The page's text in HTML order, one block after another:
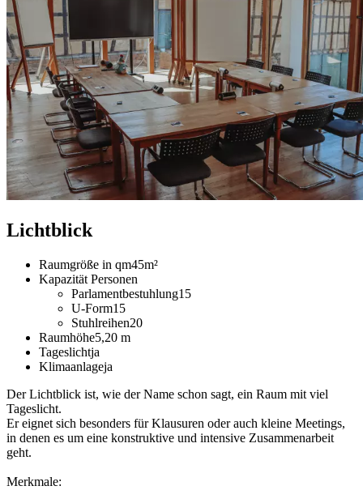
Lichtblick
Raumgröße in qm45m²
Kapazität Personen
Parlamentbestuhlung15
U-Form15
Stuhlreihen20
Raumhöhe5,20 m
Tageslichtja
Klimaanlageja
Der Lichtblick ist, wie der Name schon sagt, ein Raum mit viel
Tageslicht.
Er eignet sich besonders für Klausuren oder auch kleine Meetings,
in denen es um eine konstruktive und intensive Zusammenarbeit
geht.
Merkmale: